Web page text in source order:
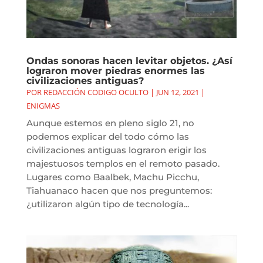
Ondas sonoras hacen levitar objetos. ¿Así
lograron mover piedras enormes las
civilizaciones antiguas?
POR REDACCIÓN CODIGO OCULTO| JUN 12, 2021 |
ENIGMAS
Aunque estemos en pleno siglo 21, no
podemos explicar del todo cómo las
civilizaciones antiguas lograron erigir los
majestuosos templos en el remoto pasado.
Lugares como Baalbek, Machu Picchu,
Tiahuanaco hacen que nos preguntemos:
¿utilizaron algún tipo de tecnología...